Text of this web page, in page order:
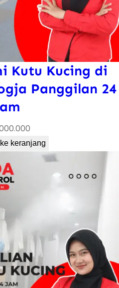
Kutu Kucing di
Panggilan 24
keranjang